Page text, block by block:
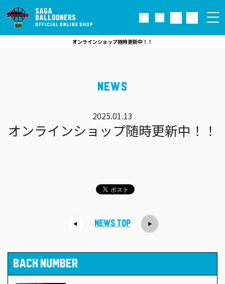
SAGA
BALLOONERS
OFFICIAL ONLINE SHOP
オンラインショップ随時更新中！！
NEWS
2025.01.13
オンラインショップ随時更新中！！
NEWS TOP
BACK NUMBER